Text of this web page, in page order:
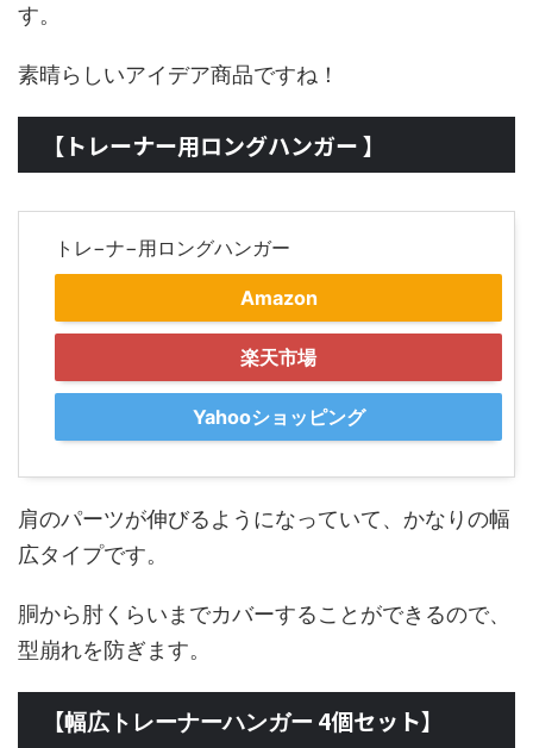
す。
素晴らしいアイデア商品ですね！
【トレーナー用ロングハンガー 】
トレ−ナ−用ロングハンガー
Amazon
楽天市場
Yahooショッピング
肩のパーツが伸びるようになっていて、かなりの幅
広タイプです。
胴から肘くらいまでカバーすることができるので、
型崩れを防ぎます。
【幅広トレーナーハンガー 4個セット】